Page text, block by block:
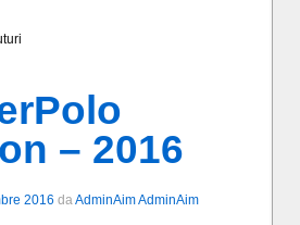
– 2016
2016 daAdminAim AdminAim